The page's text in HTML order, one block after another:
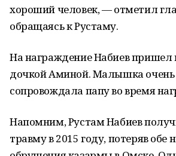
хороший человек, — отметил
обращаясь к Рустаму.
На награждение Набиев пришел
дочкой Аминой. Малышка очень
сопровождала папу во время
Напомним, Рустам Набиев
травму в 2015 году, потеряв обе